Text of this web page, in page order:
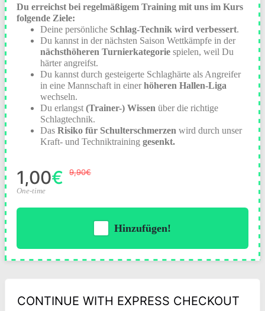
Du erreichst bei regelmäßigem Training mit uns im Kurs
folgende Ziele:
Deine persönliche Schlag-Technik wird verbessert.
Du kannst in der nächsten Saison Wettkämpfe in der
nächsthöheren Turnierkategorie spielen, weil Du
härter angreifst.
Du kannst durch gesteigerte Schlaghärte als Angreifer
in eine Mannschaft in einerhöheren Hallen-Liga
wechseln.
Du erlangst (Trainer-) Wissen über die richtige
Schlagtechnik.
Das Risiko für Schulterschmerzen wird durch unser
Kraft- und Techniktraining gesenkt.
1,00€
One-time
9,90€
Hinzufügen!
CONTINUE WITH EXPRESS CHECKOUT